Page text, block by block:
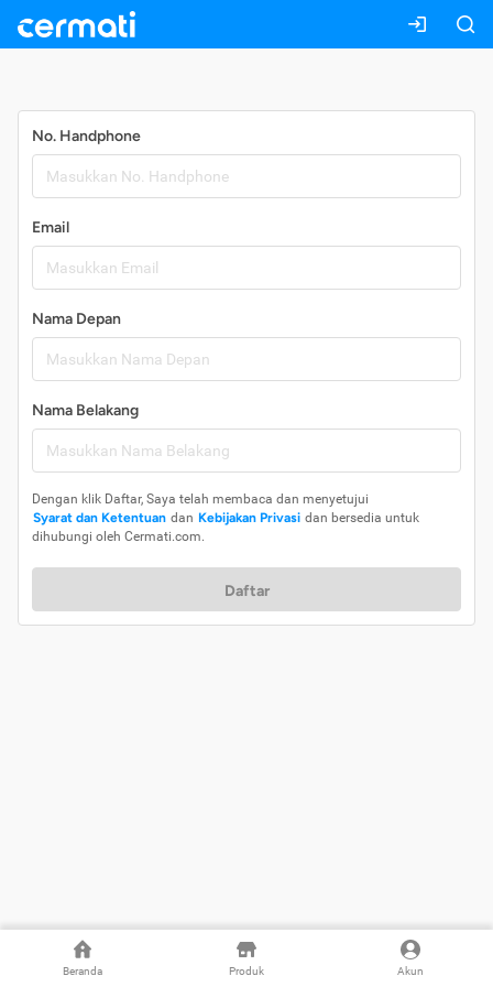
Beranda Produk Akun
No. Handphone
Email
Nama Depan
Nama Belakang
Dengan klik Daftar, Saya telah membaca dan menyetujui
Syarat dan Ketentuan dan Kebijakan Privasi dan bersedia untuk
dihubungi oleh Cermati.com.
Daftar